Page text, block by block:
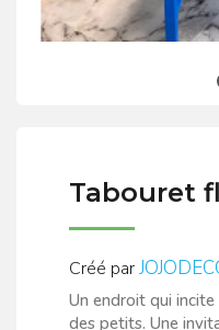
Tabouret
Créé par
Un endroit qui
des petits. Une